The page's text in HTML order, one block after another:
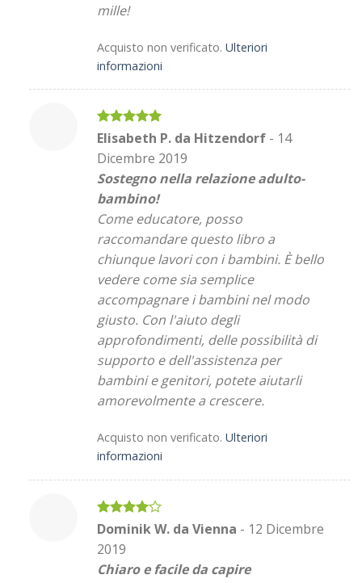
mille!
Acquisto non verificato. Ulteriori
informazioni
Valutato5
Elisabeth P. da Hitzendorf - 14
Dicembre 2019
Sostegno nella relazione adulto-
bambino!
Come educatore, posso
raccomandare questo libro a
chiunque lavori con i bambini. È bello
vedere come sia semplice
accompagnare i bambini nel modo
giusto. Con l'aiuto degli
approfondimenti, delle possibilità di
supporto e dell'assistenza per
bambini e genitori, potete aiutarli
amorevolmente a crescere.
Acquisto non verificato. Ulteriori
informazioni
Valutato
Dominik W. da Vienna - 12 Dicembre
2019
Chiaro e facile da capire